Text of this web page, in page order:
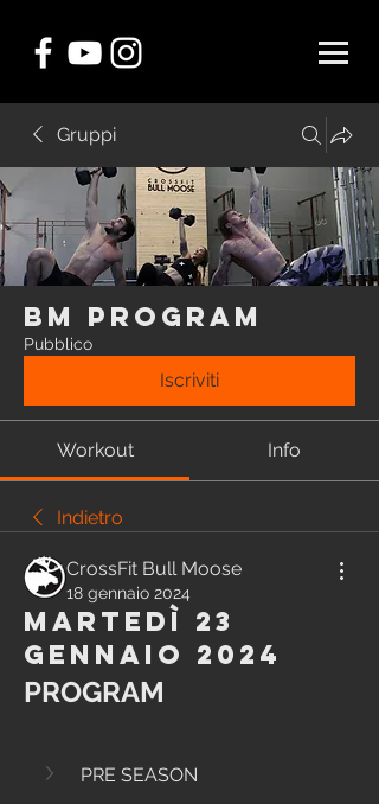
Gruppi
BM Program
Pubblico
Iscriviti
Workout Info
Indietro
CrossFit Bull Moose
18 gennaio 2024
Martedì 23
Gennaio 2024
PROGRAM
PRE SEASON